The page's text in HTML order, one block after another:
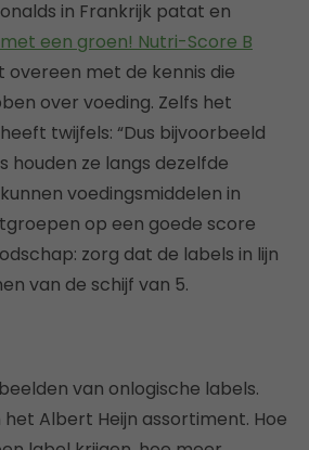
in Frankrijk patat en
met een groen! Nutri-Score B
overeen met de kennis die
over voeding. Zelfs het
twijfels: “Dus bijvoorbeeld
houden ze langs dezelfde
voedingsmiddelen in
op een goede score
zorg dat de labels in lijn
van de schijf van 5.
van onlogische labels.
het Albert Heijn assortiment. Hoe